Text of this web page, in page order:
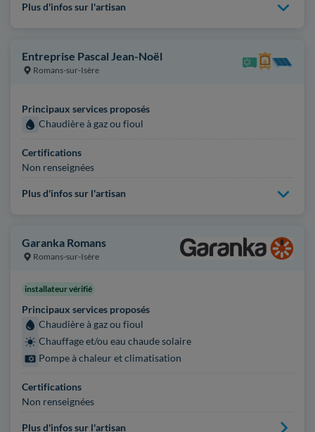
Plus d'infos sur l'artisan
Entreprise Pascal Jean-Noël
Romans-sur-Isère
Principaux services proposés
Chaudière à gaz ou fioul
Certifications
Non renseignées
Plus d'infos sur l'artisan
Garanka Romans
Romans-sur-Isère
installateur vérifié
Principaux services proposés
Chaudière à gaz ou fioul
Chauffage et/ou eau chaude solaire
Pompe à chaleur et climatisation
Certifications
Non renseignées
Plus d'infos sur l'artisan